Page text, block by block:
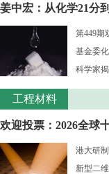
姜中宏：从化学21分
第449期
基金委
科学家
工程材料
欢迎投票：2026全球
港大研
新型二